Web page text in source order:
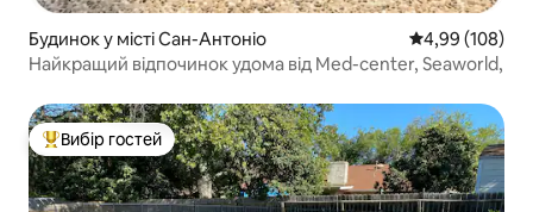
Будинок у місті Сан-Антоніо Середня
4,99 (108)
Найкращий відпочинок удома від Med-center, Seaworld,
Топ вибір гостей
Вибір гостей